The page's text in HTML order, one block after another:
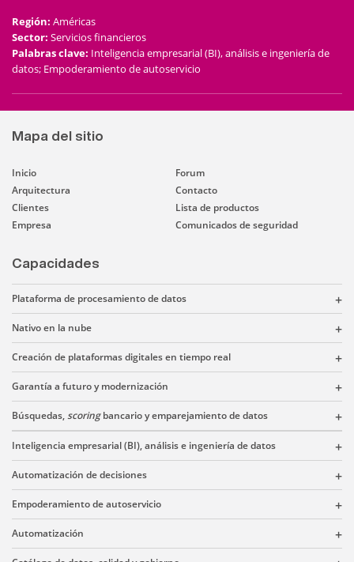
Región: Américas
Sector: Servicios financieros
Palabras clave: Inteligencia empresarial (BI), análisis e ingeniería de
datos; Empoderamiento de autoservicio
Mapa del sitio
Inicio
Arquitectura
Clientes
Empresa
Forum
Contacto
Lista de productos
Comunicados de seguridad
Capacidades
Plataforma de procesamiento de datos
Nativo en la nube
Creación de plataformas digitales en tiempo real
Garantía a futuro y modernización
Búsquedas,scoringbancario y emparejamiento de datos
Inteligencia empresarial (BI), análisis e ingeniería de datos
Automatización de decisiones
Empoderamiento de autoservicio
Automatización